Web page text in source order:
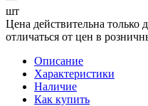
шт
Цена действительна только
отличаться от цен в
Описание
Характеристики
Наличие
Как купить